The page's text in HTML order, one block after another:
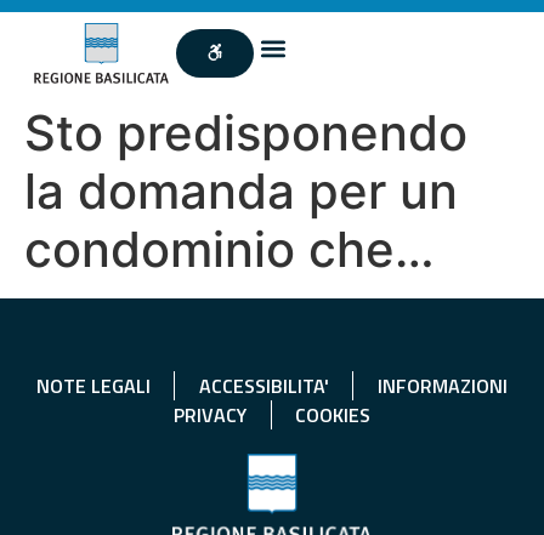
Sto predisponendo
la domanda per un
condominio che…
NOTE LEGALI ACCESSIBILITA'
INFORMAZIONI
PRIVACY
COOKIES